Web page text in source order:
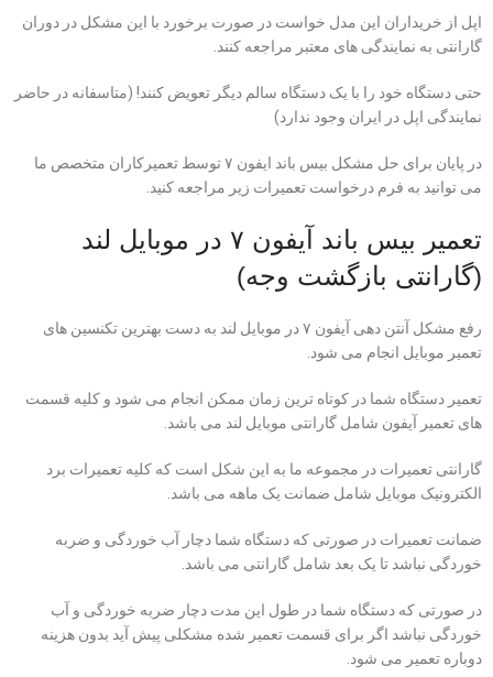
اپل از خریداران این مدل خواست در صورت برخورد با این مشکل در دوران
گارانتی به نمایندگی های معتبر مراجعه کنند.
حتی دستگاه خود را با یک دستگاه سالم دیگر تعویض کنند! (متاسفانه در حاضر
نمایندگی اپل در ایران وجود ندارد)
در پایان برای حل مشکل بیس باند ایفون ۷ توسط تعمیرکاران متخصص ما
می توانید به فرم درخواست تعمیرات زیر مراجعه کنید.
تعمیر بیس باند آیفون ۷ در موبایل لند
(گارانتی بازگشت وجه)
رفع مشکل آنتن دهی آیفون ۷ در موبایل لند به دست بهترین تکنسین های
تعمیر موبایل انجام می شود.
تعمیر دستگاه شما در کوتاه ترین زمان ممکن انجام می شود و کلیه قسمت
های تعمیر آیفون شامل گارانتی موبایل لند می باشد.
گارانتی تعمیرات در مجموعه ما به این شکل است که کلیه تعمیرات برد
الکترونیک موبایل شامل ضمانت یک ماهه می باشد.
ضمانت تعمیرات در صورتی که دستگاه شما دچار آب خوردگی و ضربه
خوردگی نباشد تا یک بعد شامل گارانتی می باشد.
در صورتی که دستگاه شما در طول این مدت دچار ضربه خوردگی و آب
خوردگی نباشد اگر برای قسمت تعمیر شده مشکلی پیش آید بدون هزینه
دوباره تعمیر می شود.